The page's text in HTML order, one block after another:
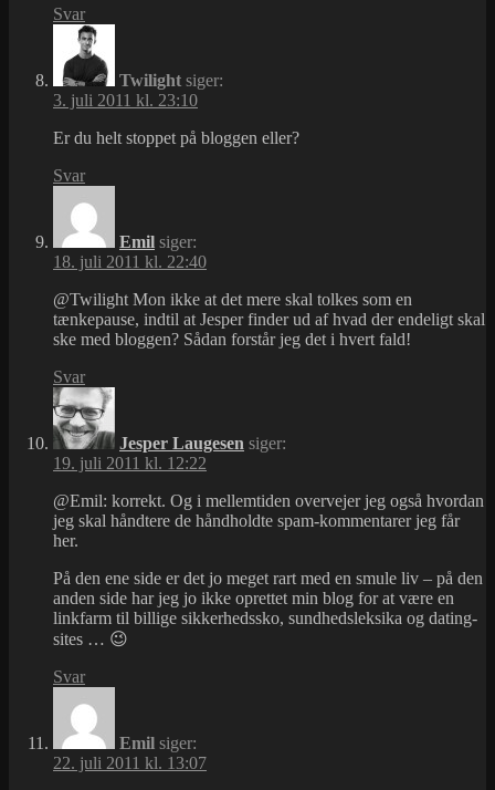
Svar
Twilight siger:
3. juli 2011 kl. 23:10
Er du helt stoppet på bloggen eller?
Svar
Emil siger:
18. juli 2011 kl. 22:40
@Twilight Mon ikke at det mere skal tolkes som en
tænkepause, indtil at Jesper finder ud af hvad der endeligt skal
ske med bloggen? Sådan forstår jeg det i hvert fald!
Svar
Jesper Laugesen siger:
19. juli 2011 kl. 12:22
@Emil: korrekt. Og i mellemtiden overvejer jeg også hvordan
jeg skal håndtere de håndholdte spam-kommentarer jeg får
her.
På den ene side er det jo meget rart med en smule liv – på den
anden side har jeg jo ikke oprettet min blog for at være en
linkfarm til billige sikkerhedssko, sundhedsleksika og dating-
sites … 😉
Svar
Emil siger:
22. juli 2011 kl. 13:07